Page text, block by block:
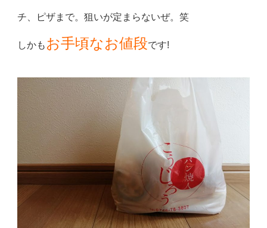
チ、ピザまで。狙いが定まらないぜ。笑
しかも お手頃なお値段です!